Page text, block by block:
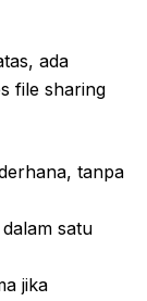
ada
file sharing
tanpa
satu
jika